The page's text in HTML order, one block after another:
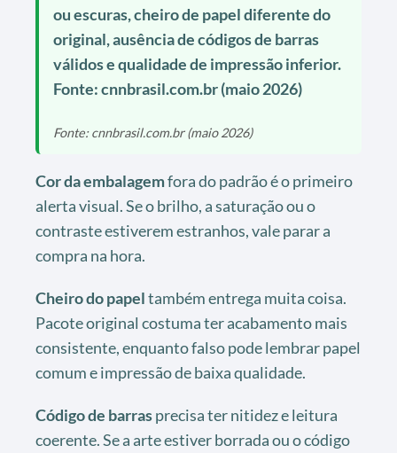
ou escuras, cheiro de papel diferente do
original, ausência de códigos de barras
válidos e qualidade de impressão inferior.
Fonte: cnnbrasil.com.br (maio 2026)
Fonte: cnnbrasil.com.br (maio 2026)
Cor da embalagemfora do padrão é o primeiro
alerta visual. Se o brilho, a saturação ou o
contraste estiverem estranhos, vale parar a
compra na hora.
Cheiro do papeltambém entrega muita coisa.
Pacote original costuma ter acabamento mais
consistente, enquanto falso pode lembrar papel
comum e impressão de baixa qualidade.
Código de barrasprecisa ter nitidez e leitura
coerente. Se a arte estiver borrada ou o código